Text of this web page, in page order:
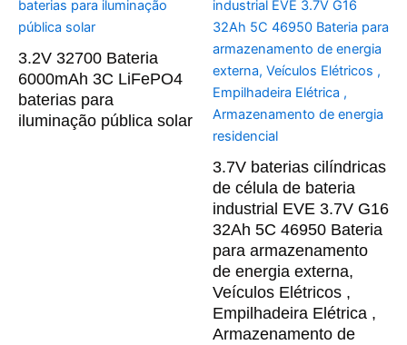
3.2V 32700 Bateria
6000mAh 3C LiFePO4
baterias para
iluminação pública solar
3.7V baterias cilíndricas
de célula de bateria
industrial EVE 3.7V G16
32Ah 5C 46950 Bateria
para armazenamento
de energia externa,
Veículos Elétricos ,
Empilhadeira Elétrica ,
Armazenamento de